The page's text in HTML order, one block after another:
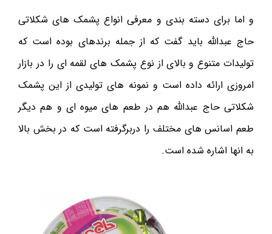
و اما برای دسته بندی و معرفی انواع پشمک های شکلاتی
حاج عبدالله باید گفت که از جمله برندهای بوده است که
تولیدات متنوع و بالای از نوع پشمک های لقمه ای را در بازار
امروزی ارائه داده است و نمونه های تولیدی از این پشمک
شکلاتی حاج عبدالله هم در طعم های میوه ای و هم دیگر
طعم اسانس های مختلف را دربرگرفته است که در بخش بالا
به انها اشاره شده است.